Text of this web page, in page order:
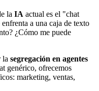
la IA actual es el "chat
a una caja de texto
¿Cómo me puede
la segregación en agentes
genérico, ofrecemos
marketing, ventas,